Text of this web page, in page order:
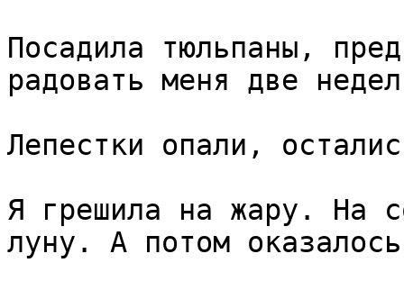
Посадила тюльпаны,
радовать меня две
Лепестки опали,
Я грешила на жару. На
луну. А потом